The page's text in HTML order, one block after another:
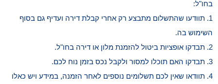
בחו"ל:
1. תוודעו שהתשלום מתבצע רק אחרי קבלת דירה ועדיף גם בסוף
השימוש בה.
2. תבדקו אופציות ביטול להזמנת מלון או דירה בחו"ל.
3. תבדקו האם תוכלו למסור ולקבל נכס בזמן נוח לכם.
4. תוודאו שאין לכם תשלומים נוספים לאחר הזמנה, במידע ויש כאלו